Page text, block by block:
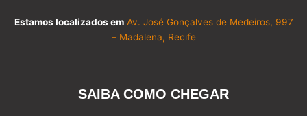
Estamos localizados em Av. José Gonçalves de Medeiros, 997
– Madalena, Recife
SAIBA COMO CHEGAR